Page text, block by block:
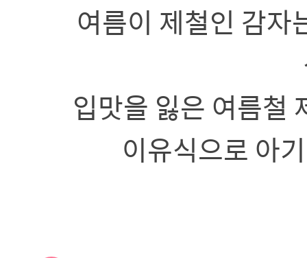
여름이 제철인 감자
입맛을 잃은 여름철
이유식으로 아